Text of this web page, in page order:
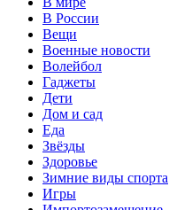
В России
Вещи
Военные новости
Волейбол
Гаджеты
Дети
Дом и сад
Еда
Звёзды
Здоровье
Зимние виды спорта
Игры